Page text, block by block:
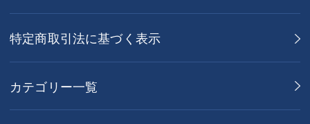
特定商取引法に基づく表示
カテゴリー一覧